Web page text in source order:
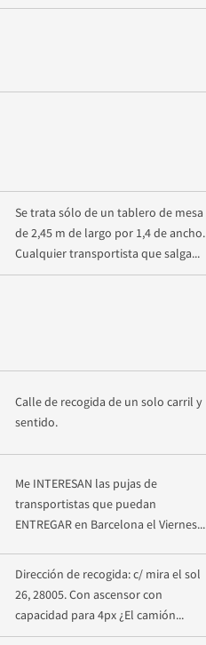
Se trata sólo de un tablero de mesa
de 2,45 m de largo por 1,4 de ancho.
Cualquier transportista que salga...
Calle de recogida de un solo carril y
sentido.
Me INTERESAN las pujas de
transportistas que puedan
ENTREGAR en Barcelona el Viernes...
Dirección de recogida: c/ mira el sol
26, 28005. Con ascensor con
capacidad para 4px ¿El camión...